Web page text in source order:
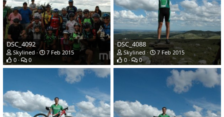
DSC_4092
Skylined
7 Feb 2015
0
0
DSC_4088
Skylined
7 Feb 2015
0
0